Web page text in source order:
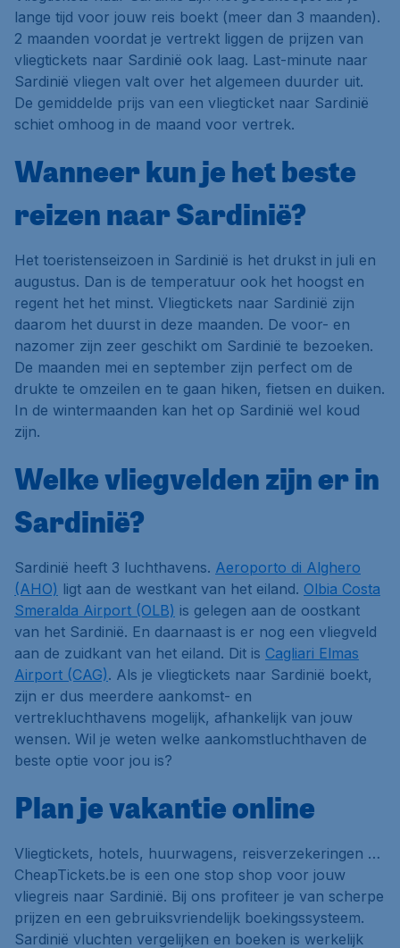
lange tijd voor jouw reis boekt (meer dan 3 maanden).
2 maanden voordat je vertrekt liggen de prijzen van
vliegtickets naar Sardinië ook laag. Last-minute naar
Sardinië vliegen valt over het algemeen duurder uit.
De gemiddelde prijs van een vliegticket naar Sardinië
schiet omhoog in de maand voor vertrek.
Wanneer kun je het beste
reizen naar Sardinië?
Het toeristenseizoen in Sardinië is het drukst in juli en
augustus. Dan is de temperatuur ook het hoogst en
regent het het minst. Vliegtickets naar Sardinië zijn
daarom het duurst in deze maanden. De voor- en
nazomer zijn zeer geschikt om Sardinië te bezoeken.
De maanden mei en september zijn perfect om de
drukte te omzeilen en te gaan hiken, fietsen en duiken.
In de wintermaanden kan het op Sardinië wel koud
zijn.
Welke vliegvelden zijn er in
Sardinië?
Sardinië heeft 3 luchthavens. Aeroporto di Alghero
(AHO) ligt aan de westkant van het eiland. Olbia Costa
Smeralda Airport (OLB) is gelegen aan de oostkant
van het Sardinië. En daarnaast is er nog een vliegveld
aan de zuidkant van het eiland. Dit is Cagliari Elmas
Airport (CAG). Als je vliegtickets naar Sardinië boekt,
zijn er dus meerdere aankomst- en
vertrekluchthavens mogelijk, afhankelijk van jouw
wensen. Wil je weten welke aankomstluchthaven de
beste optie voor jou is?
Plan je vakantie online
Vliegtickets, hotels, huurwagens, reisverzekeringen …
CheapTickets.be is een one stop shop voor jouw
vliegreis naar Sardinië. Bij ons profiteer je van scherpe
prijzen en een gebruiksvriendelijk boekingssysteem.
Sardinië vluchten vergelijken en boeken is werkelijk